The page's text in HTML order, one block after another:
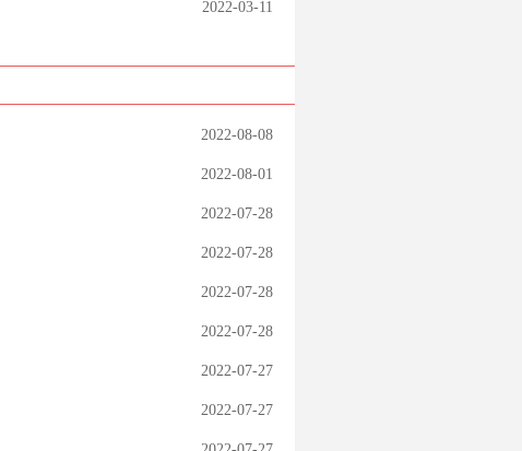
2022-03-11
2022-08-08
2022-08-01
2022-07-28
2022-07-28
2022-07-28
2022-07-28
2022-07-27
2022-07-27